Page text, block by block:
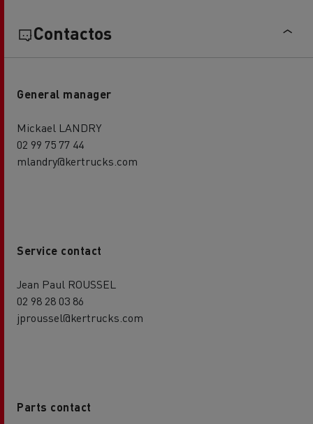
Contactos
General manager
Mickael LANDRY
02 99 75 77 44
mlandry@kertrucks.com
Service contact
Jean Paul ROUSSEL
02 98 28 03 86
jproussel@kertrucks.com
Parts contact